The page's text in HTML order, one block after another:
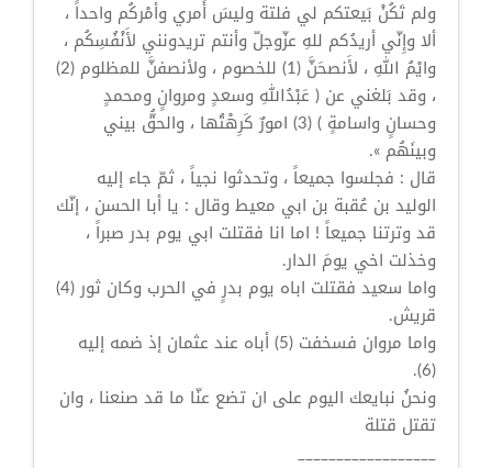
ولم تَكُنْ بَيعتكم لي فلتة وليسَ أَمري وأمْركُم واحداً ،
ألا وإِنّي أريدُكم للهِ عزّوجلّ وأنتم تريدونني لأَنْفُسِكُم ،
وايْمُ اللهِ ، لأَنصحَنَّ (1) للخصوم ، ولأنصفنَّ للمظلوم (2)
، وقد بَلغني عن ( عَبْدُاللهِ وسعدٍ ومروانٍ ومحمدٍ
وحسانٍ واسامةٍ ) (3) امورٌ كَرِهْتُها ، والحقُّ بيني
وبينَهُم ».
قال : فجلسوا جميعاً ، وتحدثوا نجياً ، ثمّ جاء إليه
الوليد بن عُقبة بن ابي معيط وقال : يا أبا الحسن ، إنّك
قد وترتنا جميعاً ! اما انا فقتلت ابي يوم بدر صبراً ،
وخذلت اخي يومَ الدار.
واما سعيد فقتلت اباه يوم بدرٍ في الحرب وكان ثور (4)
قريش.
واما مروان فسخفت (5) أباه عند عثمان إذ ضمه إليه
(6).
ونحنُ نبايعك اليوم على ان تضع عنّا ما قد صنعنا ، وان
تقتل قتلة
__________________